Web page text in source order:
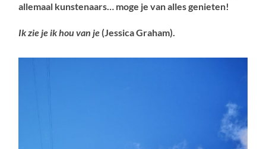
allemaal kunstenaars… moge je van alles genieten!
Ik zie je ik hou van je(Jessica Graham).